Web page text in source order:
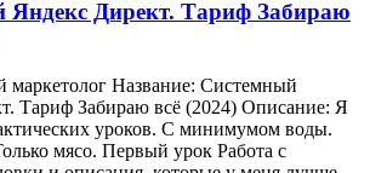
Яндекс Директ. Тариф Забираю
маркетолог Название: Системный
Тариф Забираю всё (2024) Описание: Я
уроков. С минимумом воды.
мясо. Первый урок Работа с